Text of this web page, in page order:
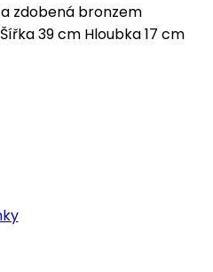
zdobená bronzem
39 cm Hloubka 17 cm